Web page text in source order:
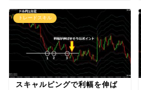
トレードスキル
スキャルピングで利幅を伸ば